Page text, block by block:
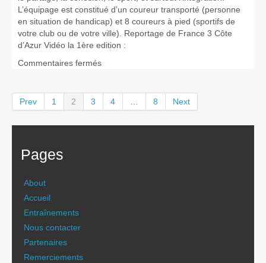
L’équipage est constitué d’un coureur transporté (personne
en situation de handicap) et 8 coureurs à pied (sportifs de
votre club ou de votre ville). Reportage de France 3 Côte
d’Azur Vidéo la 1ère edition :
Commentaires ferméssur
Trail
Trophée
Prev 1 2 3 4 … 8 Next
Pages
About
Accueil
Entraînements
Nous contacter
Partenaires
Remerciements